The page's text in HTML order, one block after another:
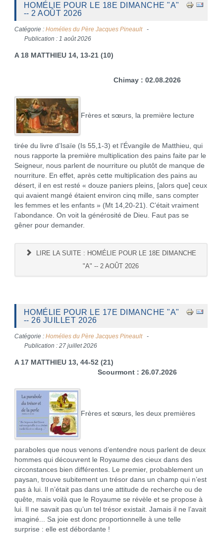
HOMÉLIE POUR LE 18E DIMANCHE "A"
-- 2 AOÛT 2026
Catégorie : Homélies du Père Jacques Pineault
Publication : 1 août 2026
A 18 MATTHIEU 14, 13-21 (10)
Chimay : 02.08.2026
Frères et sœurs, la première lecture
tirée du livre d’Isaïe (Is 55,1-3) et l’Évangile de Matthieu, qui
nous rapporte la première multiplication des pains faite par le
Seigneur, nous parlent de nourriture ou plutôt de manque de
nourriture. En effet, après cette multiplication des pains au
désert, il en est resté « douze paniers pleins, [alors que] ceux
qui avaient mangé étaient environ cinq mille, sans compter
les femmes et les enfants » (Mt 14,20-21). C’était vraiment
l’abondance. On voit la générosité de Dieu. Faut pas se
gêner pour demander.
LIRE LA SUITE : HOMÉLIE POUR LE 18E DIMANCHE
"A" -- 2 AOÛT 2026
HOMÉLIE POUR LE 17E DIMANCHE "A"
-- 26 JUILLET 2026
Catégorie : Homélies du Père Jacques Pineault
Publication : 27 juillet 2026
A 17 MATTHIEU 13, 44-52 (21)
Scourmont : 26.07.2026
Frères et sœurs, les deux premières
paraboles que nous venons d’entendre nous parlent de deux
hommes qui découvrent le Royaume des cieux dans des
circonstances bien différentes. Le premier, probablement un
paysan, trouve subitement un trésor dans un champ qui n’est
pas à lui. Il n’était pas dans une attitude de recherche ou de
quête, mais voilà que le Royaume se révèle et se propose à
lui. Il ne savait pas qu’un tel trésor existait. Jamais il ne l’avait
imaginé... Sa joie est donc proportionnelle à une telle
surprise : elle est débordante !